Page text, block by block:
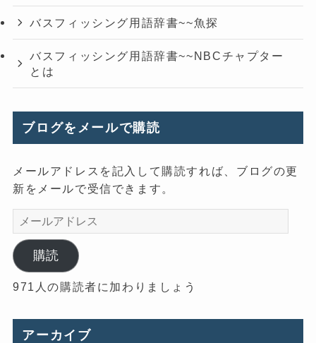
バスフィッシング用語辞書~~魚探
バスフィッシング用語辞書~~NBCチャプター
とは
ブログをメールで購読
メールアドレスを記入して購読すれば、ブログの更
新をメールで受信できます。
メ
ー
ル
ア
ド
ス
購読
971人の購読者に加わりましょう
アーカイブ